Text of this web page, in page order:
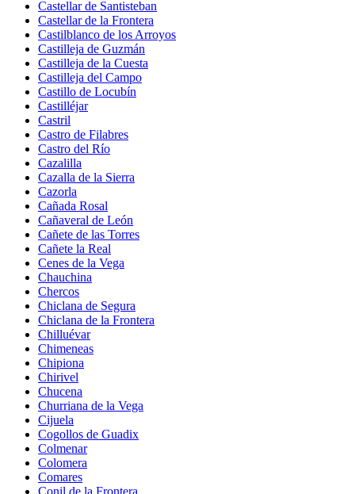
Castellar de Santisteban
Castellar de la Frontera
Castilblanco de los Arroyos
Castilleja de Guzmán
Castilleja de la Cuesta
Castilleja del Campo
Castillo de Locubín
Castilléjar
Castril
Castro de Filabres
Castro del Río
Cazalilla
Cazalla de la Sierra
Cazorla
Cañada Rosal
Cañaveral de León
Cañete de las Torres
Cañete la Real
Cenes de la Vega
Chauchina
Chercos
Chiclana de Segura
Chiclana de la Frontera
Chilluévar
Chimeneas
Chipiona
Chirivel
Chucena
Churriana de la Vega
Cijuela
Cogollos de Guadix
Colmenar
Colomera
Comares
Conil de la Frontera